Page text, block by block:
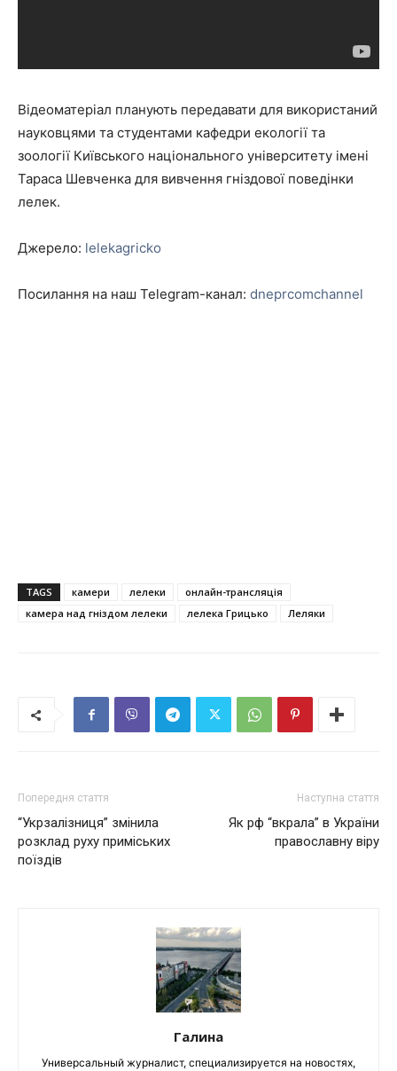
Відеоматеріал планують передавати для використаний
науковцями та студентами кафедри екології та
зоології Київського національного університету імені
Тараса Шевченка для вивчення гніздової поведінки
лелек.
Джерело: lelekagricko
Посилання на наш Telegram-канал: dneprcomchannel
TAGS камери лелеки
онлайн-трансляція
камера над гніздом лелеки
лелека Грицько Леляки
Попередня стаття
“Укрзалізниця” змінила
розклад руху приміських
поїздів
Наступна стаття
Як рф “вкрала” в України
православну віру
Галина
Универсальный журналист, специализируется на новостях,